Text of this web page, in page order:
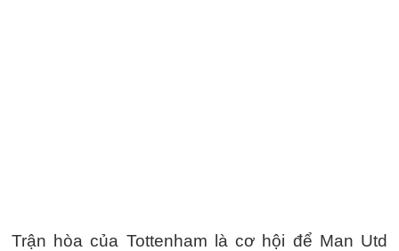
Trận hòa của Tottenham là cơ hội để Man Utd